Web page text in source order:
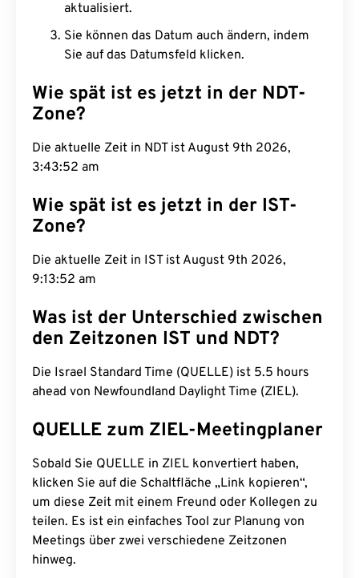
aktualisiert.
Sie können das Datum auch ändern, indem
Sie auf das Datumsfeld klicken.
Wie spät ist es jetzt in der NDT-
Zone?
Die aktuelle Zeit in NDT ist August 9th 2026,
3:43:53 am
Wie spät ist es jetzt in der IST-
Zone?
Die aktuelle Zeit in IST ist August 9th 2026,
9:13:53 am
Was ist der Unterschied zwischen
den Zeitzonen IST und NDT?
Die Israel Standard Time (QUELLE) ist 5.5 hours
ahead von Newfoundland Daylight Time (ZIEL).
QUELLE zum ZIEL-Meetingplaner
Sobald Sie QUELLE in ZIEL konvertiert haben,
klicken Sie auf die Schaltfläche „Link kopieren“,
um diese Zeit mit einem Freund oder Kollegen zu
teilen. Es ist ein einfaches Tool zur Planung von
Meetings über zwei verschiedene Zeitzonen
hinweg.